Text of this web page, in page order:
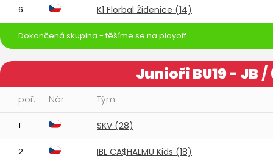
6 K1 Florbal Židenice (14)
Dokončená skupina - těšíme se na playoff
Junioři BU19 - JB /
poř. Nár. Tým
1 SKV (28)
2 IBL CA$HALMU Kids (18)